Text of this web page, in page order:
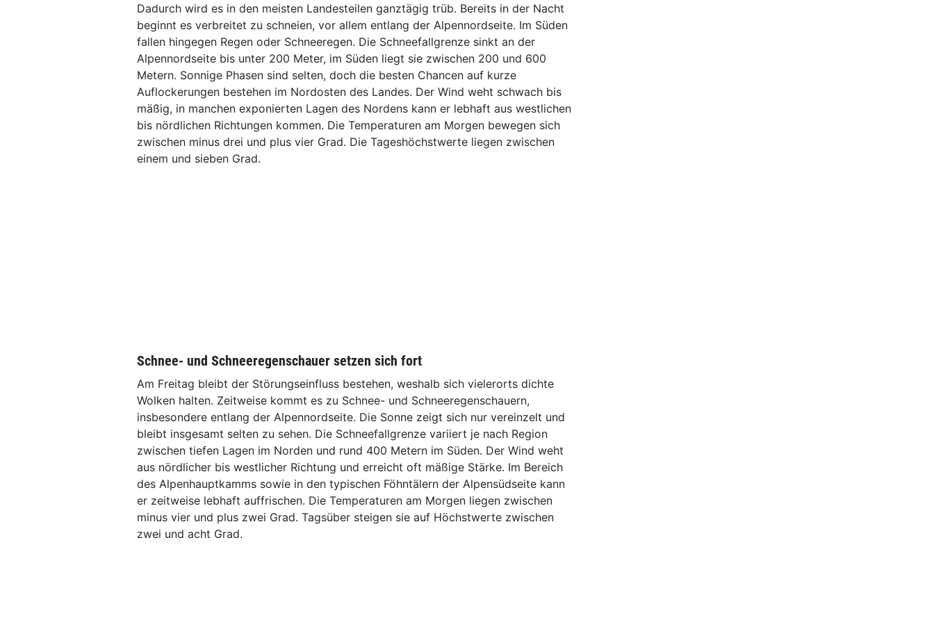
Dadurch wird es in den meisten Landesteilen ganztägig trüb. Bereits in der Nacht
beginnt es verbreitet zu schneien, vor allem entlang der Alpennordseite. Im Süden
fallen hingegen Regen oder Schneeregen. Die Schneefallgrenze sinkt an der
Alpennordseite bis unter 200 Meter, im Süden liegt sie zwischen 200 und 600
Metern. Sonnige Phasen sind selten, doch die besten Chancen auf kurze
Auflockerungen bestehen im Nordosten des Landes. Der Wind weht schwach bis
mäßig, in manchen exponierten Lagen des Nordens kann er lebhaft aus westlichen
bis nördlichen Richtungen kommen. Die Temperaturen am Morgen bewegen sich
zwischen minus drei und plus vier Grad. Die Tageshöchstwerte liegen zwischen
einem und sieben Grad.
Schnee- und Schneeregenschauer setzen sich fort
Am Freitag bleibt der Störungseinfluss bestehen, weshalb sich vielerorts dichte
Wolken halten. Zeitweise kommt es zu Schnee- und Schneeregenschauern,
insbesondere entlang der Alpennordseite. Die Sonne zeigt sich nur vereinzelt und
bleibt insgesamt selten zu sehen. Die Schneefallgrenze variiert je nach Region
zwischen tiefen Lagen im Norden und rund 400 Metern im Süden. Der Wind weht
aus nördlicher bis westlicher Richtung und erreicht oft mäßige Stärke. Im Bereich
des Alpenhauptkamms sowie in den typischen Föhntälern der Alpensüdseite kann
er zeitweise lebhaft auffrischen. Die Temperaturen am Morgen liegen zwischen
minus vier und plus zwei Grad. Tagsüber steigen sie auf Höchstwerte zwischen
zwei und acht Grad.